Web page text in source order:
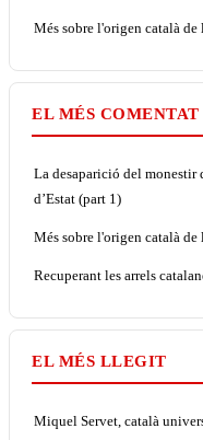
Més sobre l'origen català de
EL MÉS COMENTAT
La desaparició del monestir
d’Estat (part 1)
Més sobre l'origen català de
Recuperant les arrels
EL MÉS LLEGIT
Miquel Servet, català